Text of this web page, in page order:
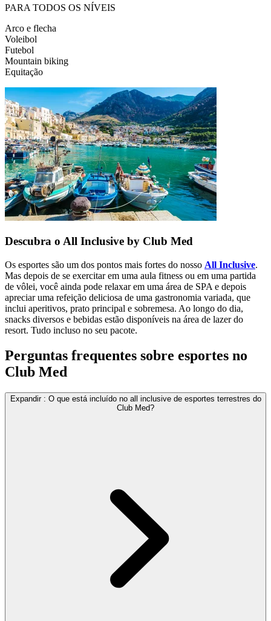
PARA TODOS OS NÍVEIS
Arco e flecha
Voleibol
Futebol
Mountain biking
Equitação
Descubra o All Inclusive by Club Med
Os esportes são um dos pontos mais fortes do nosso All Inclusive.
Mas depois de se exercitar em uma aula fitness ou em uma partida
de vôlei, você ainda pode relaxar em uma área de SPA e depois
apreciar uma refeição deliciosa de uma gastronomia variada, que
inclui aperitivos, prato principal e sobremesa. Ao longo do dia,
snacks diversos e bebidas estão disponíveis na área de lazer do
resort. Tudo incluso no seu pacote.
Perguntas frequentes sobre esportes no
Club Med
Expandir: O que está incluído no all inclusive de esportes terrestres do
Club Med?